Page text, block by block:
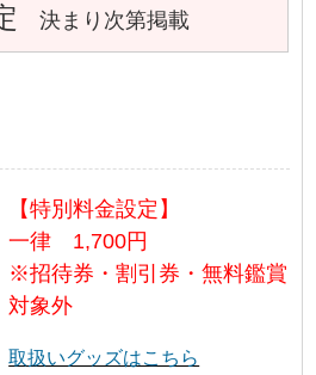
決まり次第掲載
【特別料金設定】
一律 1,700円
※招待券・割引券・無料鑑賞
対象外
取扱いグッズはこちら